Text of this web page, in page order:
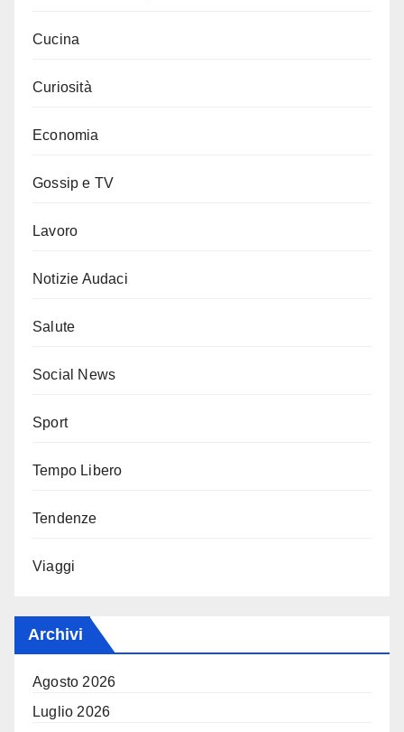
Cucina
Curiosità
Economia
Gossip e TV
Lavoro
Notizie Audaci
Salute
Social News
Sport
Tempo Libero
Tendenze
Viaggi
Archivi
Agosto 2026
Luglio 2026